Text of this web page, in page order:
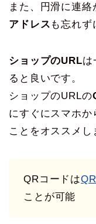
また、円滑に連絡
アドレス も忘れず
ショップのURLは
ると良いです。
ショップのURLの
にすぐにスマホか
ことをオススメし
QRコードは
ことが可能